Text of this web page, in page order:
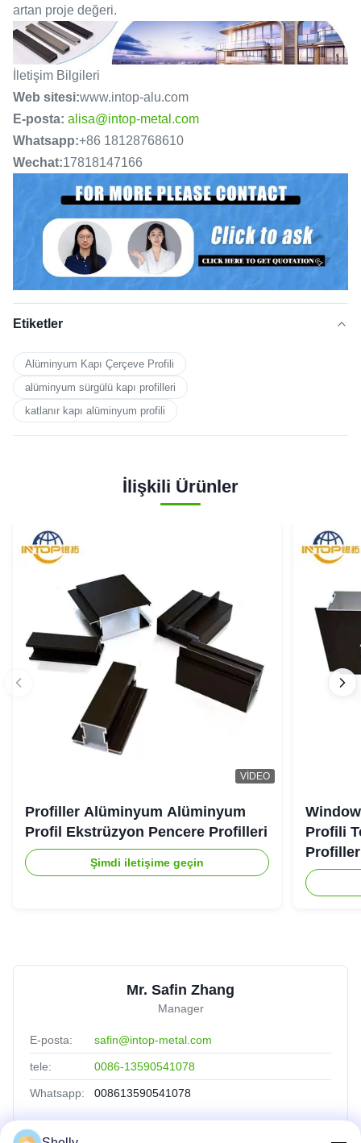
artan proje değeri.
İletişim Bilgileri
Web sitesi:www.intop-alu.com
E-posta: alisa@intop-metal.com
Whatsapp:+86 18128768610
Wechat:17818147166
Etiketler
Alüminyum Kapı Çerçeve Profili
alüminyum sürgülü kapı profilleri
katlanır kapı alüminyum profili
İlişkili Ürünler
VIDEO
Profiller Alüminyum Alüminyum
Profil Ekstrüzyon Pencere Profilleri
Şimdi iletişime geçin
Profili
Profiller
Mr. Safin Zhang
Manager
E-posta: safin@intop-metal.com
tele: 0086-13590541078
Whatsapp: 008613590541078